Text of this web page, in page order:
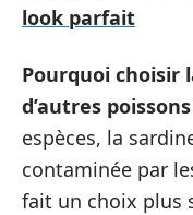
look parfait
Pourquoi choisir
d’autres poissons
espèces, la
contaminée par
fait un choix plus